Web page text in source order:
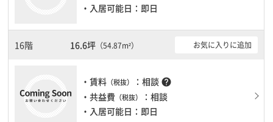
・入居可能日：即日
16階 16.6坪（54.87m²） お気に入りに追加
・賃料 （税抜） ：相談 help
・共益費 （税抜）
：相談
・入居可能日：即日